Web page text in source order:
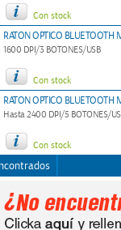
Con stock
RATON OPTICO BLUETOOTH
1600 DPI/3 BOTONES/USB
Con stock
RATON OPTICO BLUETOOTH
Hasta 2400 DPI/5 BOTONES/
Con stock